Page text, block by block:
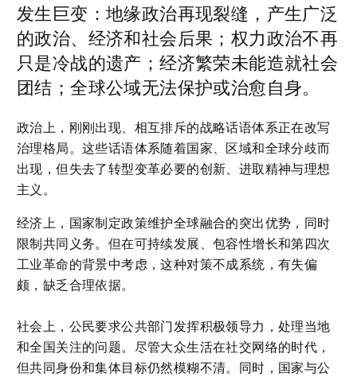
发生巨变：地缘政治再现裂缝，产生广泛
的政治、经济和社会后果；权力政治不再
只是冷战的遗产；经济繁荣未能造就社会
团结；全球公域无法保护或治愈自身。
政治上，刚刚出现、相互排斥的战略话语体系正在改写
治理格局。这些话语体系随着国家、区域和全球分歧而
出现，但失去了转型变革必要的创新、进取精神与理想
主义。
经济上，国家制定政策维护全球融合的突出优势，同时
限制共同义务。但在可持续发展、包容性增长和第四次
工业革命的背景中考虑，这种对策不成系统，有失偏
颇，缺乏合理依据。
社会上，公民要求公共部门发挥积极领导力，处理当地
和全国关注的问题。尽管大众生活在社交网络的时代，
但共同身份和集体目标仍然模糊不清。同时，国家与公